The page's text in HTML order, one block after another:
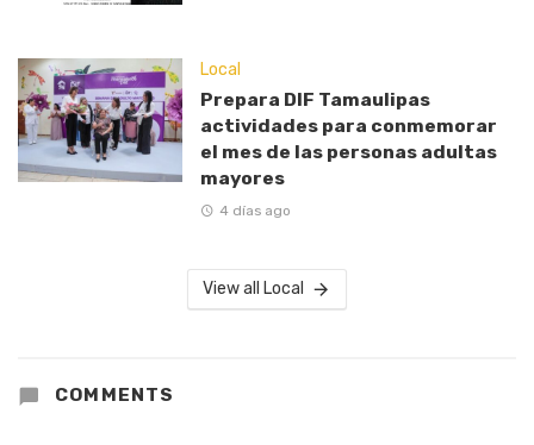
Local
Prepara DIF Tamaulipas
actividades para conmemorar
el mes de las personas adultas
mayores
4 días ago
View all Local
COMMENTS